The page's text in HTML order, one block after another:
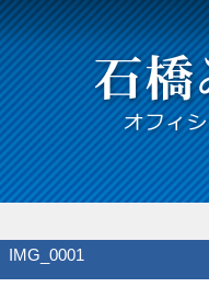
Skip to content
IMG_0001